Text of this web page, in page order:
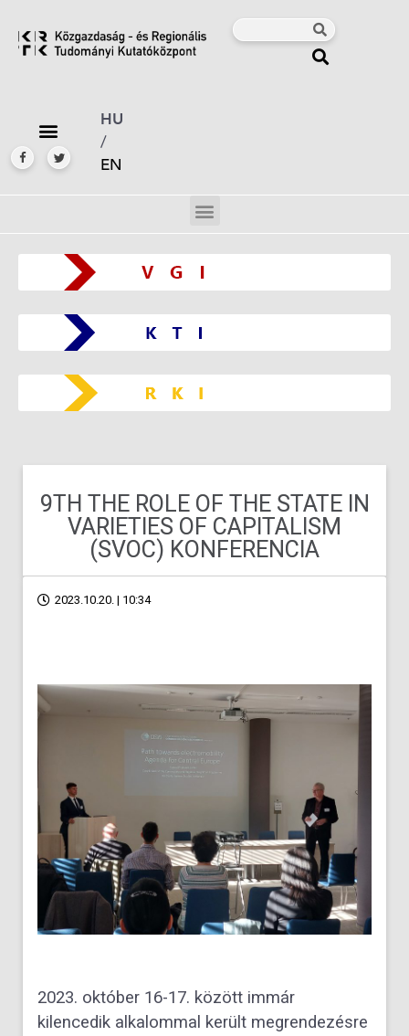
HU
/
EN
9TH THE ROLE OF THE STATE IN
VARIETIES OF CAPITALISM
(SVOC) KONFERENCIA
2023.10.20. | 10:34
2023. október 16-17. között immár
kilencedik alkalommal került megrendezésre